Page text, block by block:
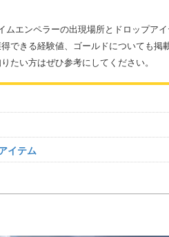
ムエンペラーの出現場所とドロップア
できる経験値、ゴールドについても
たい方はぜひ参考にしてください。
イテム